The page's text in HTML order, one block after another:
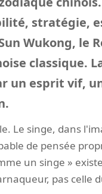
stratégie,
Wukong, le
classique.
un esprit vif,
Le singe, dans
de pensée
un singe »
pas celle